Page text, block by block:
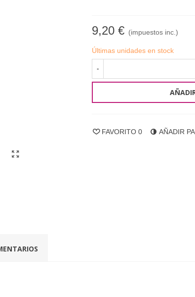
9,20 € (impuestos inc.)
Últimas unidades en stock
-
FAVORITO 0 AÑADIR